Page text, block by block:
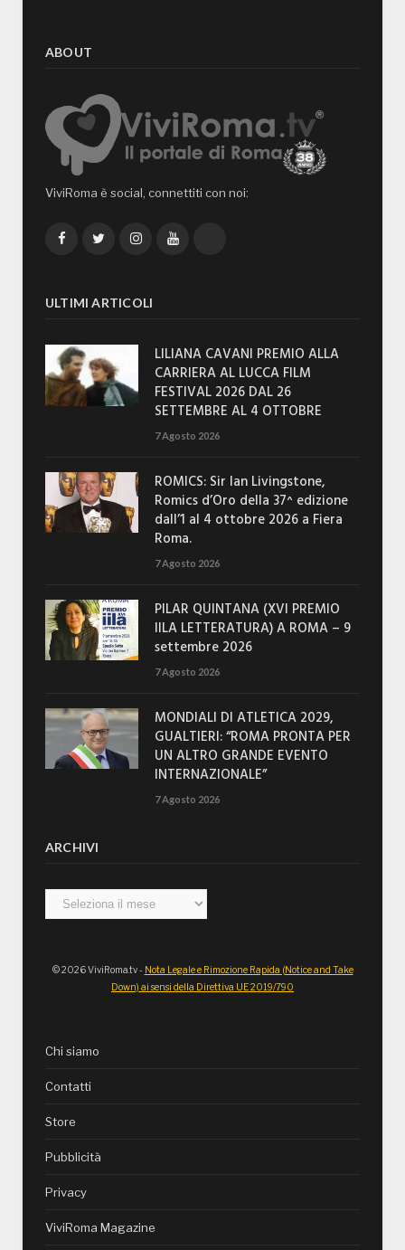
ABOUT
ViviRoma è social, connettiti con noi:
FacebookTwitterInstagramYouTube
ULTIMI ARTICOLI
LILIANA CAVANI PREMIO ALLA
CARRIERA AL LUCCA FILM
FESTIVAL 2026 DAL 26
SETTEMBRE AL 4 OTTOBRE
7 Agosto 2026
ROMICS: Sir Ian Livingstone,
Romics d’Oro della 37^ edizione
dall’1 al 4 ottobre 2026 a Fiera
Roma.
7 Agosto 2026
PILAR QUINTANA (XVI PREMIO
IILA LETTERATURA) A ROMA – 9
settembre 2026
7 Agosto 2026
MONDIALI DI ATLETICA 2029,
GUALTIERI: “ROMA PRONTA PER
UN ALTRO GRANDE EVENTO
INTERNAZIONALE”
7 Agosto 2026
ARCHIVI
Archivi
© 2026 ViviRoma.tv - Nota Legale e Rimozione Rapida (Notice and Take
Down) ai sensi della Direttiva UE 2019/790
Chi siamo
Contatti
Store
Pubblicità
Privacy
ViviRoma Magazine